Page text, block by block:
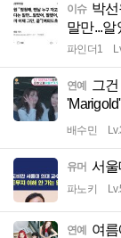
이슈 박
말만...알
파인더1
연예
그
배수민
유머 서울
파노키
연예 여